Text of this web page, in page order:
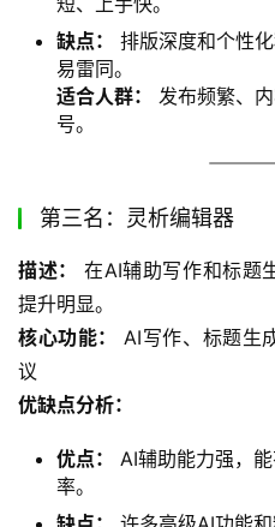
缺点：
排版深度和个性
易雷同。
适合人群：
发布频繁、
号。
第三名：灵析编辑器
描述：
在AI辅助写作和标题
提升明显。
核心功能：
AI写作、标题生
议
优缺点分析：
优点：
AI辅助能力强，
率。